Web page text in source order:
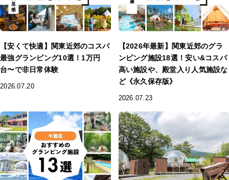
【安くて快適】関東近郊のコスパ
最強グランピング10選！1万円
台〜で非日常体験
2026.07.20
【2026年最新】関東近郊のグラ
ンピング施設18選！安い&コスパ
高い施設や、殿堂入り人気施設な
ど《永久保存版》
2026.07.23